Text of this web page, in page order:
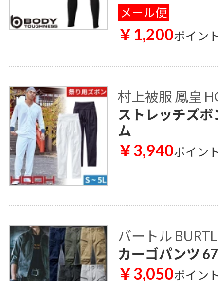
メール便
￥1,200ポイン
村上被服 鳳皇
ストレッチズ
ム
￥3,940ポイン
バートル
カーゴパンツ
￥3,050ポイン